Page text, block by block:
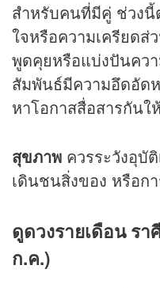
สำหรับคนที่มีคู่ ช่วงนี้
ใจหรือความเครียดส่
พูดคุยหรือแบ่งปันคว
สัมพันธ์มีความอึดอัด
หาโอกาสสื่อสารกัน
สุขภาพ ควรระวังอุบั
เดินชนสิ่งของ หรือก
ดูดวงรายเดือน รา
ก.ค.)